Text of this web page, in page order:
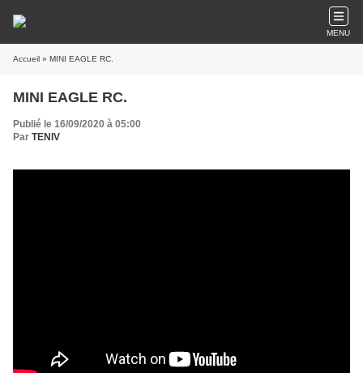
MENU
Accueil » MINI EAGLE RC.
MINI EAGLE RC.
Publié le 16/09/2020 à 05:00
Par TENIV